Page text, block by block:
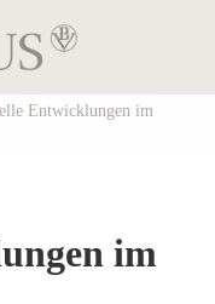
Entwicklungen im
im